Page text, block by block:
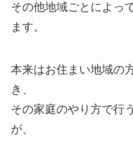
その他地域ごとによっ
ます。
本来はお住まい地域の
き、
その家庭のやり方で行
が、